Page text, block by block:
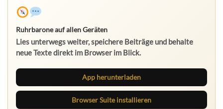
Ruhrbarone auf allen Geräten
Lies unterwegs weiter, speichere Beiträge und behalte
neue Texte direkt im Browser im Blick.
App herunterladen
Browser Suite installieren